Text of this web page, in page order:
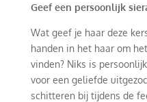
Geef een persoonlijk
Wat geef je haar deze
handen in het haar om
vinden? Niks is
voor een geliefde
schitteren bij tijdens de